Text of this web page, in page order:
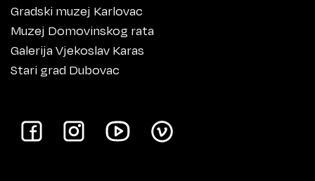
Gradski muzej Karlovac
Muzej Domovinskog rata
Galerija Vjekoslav Karas
Stari grad Dubovac